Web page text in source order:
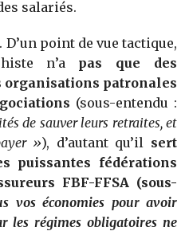
salariés.
. D’un point de vue tactique,
n’a pas que des
patronales
(sous-entendu :
de sauver leurs retraites, et
»), d’autant qu’il sert
puissantes fédérations
FBF-FFSA (sous-
vos économies pour avoir
les régimes obligatoires ne